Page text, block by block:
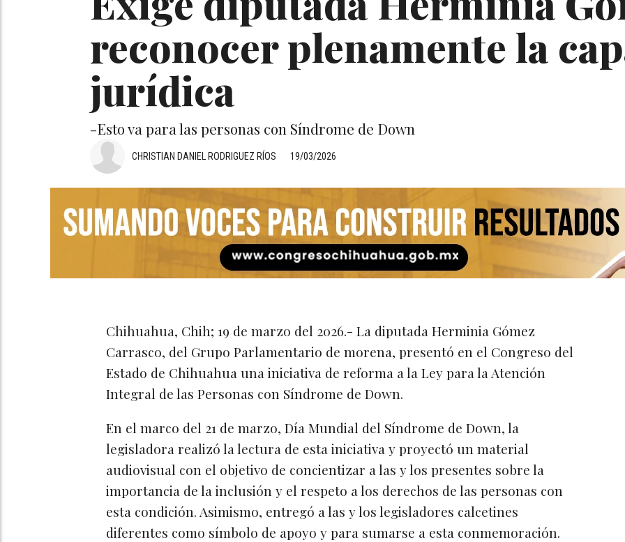
reconocer plenamente la
jurídica
-Esto va para las personas con Síndrome de Down
19/03/2026
CHRISTIAN DANIEL RODRIGUEZ RÍOS
Chihuahua, Chih; 19 de marzo del 2026.- La diputada Herminia Gómez
Carrasco, del Grupo Parlamentario de morena, presentó en el Congreso del
Estado de Chihuahua una iniciativa de reforma a la Ley para la Atención
Integral de las Personas con Síndrome de Down.
En el marco del 21 de marzo, Día Mundial del Síndrome de Down, la
legisladora realizó la lectura de esta iniciativa y proyectó un material
audiovisual con el objetivo de concientizar a las y los presentes sobre la
importancia de la inclusión y el respeto a los derechos de las personas con
esta condición. Asimismo, entregó a las y los legisladores calcetines
diferentes como símbolo de apoyo y para sumarse a esta conmemoración.